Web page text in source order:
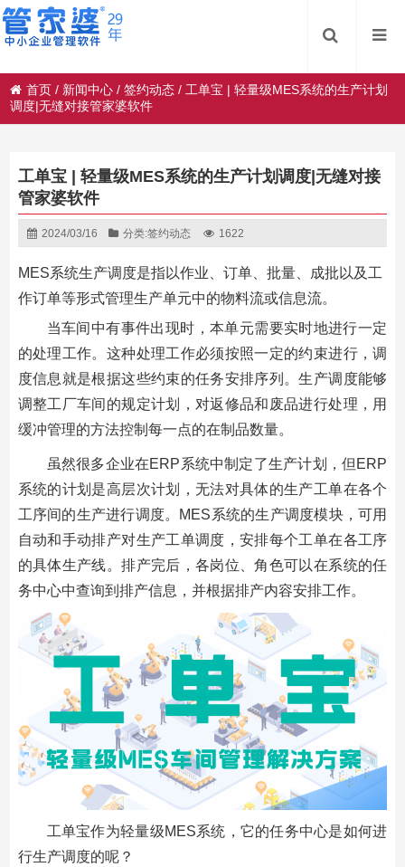
首页 / 新闻中心 /签约动态 / 工单宝 | 轻量级MES系统的生产计划
调度|无缝对接管家婆软件
工单宝 | 轻量级MES系统的生产计划调度|无缝对接
管家婆软件
2024/03/16 分类:签约动态 1622
MES系统生产调度是指以作业、订单、批量、成批以及工
作订单等形式管理生产单元中的物料流或信息流。
当车间中有事件出现时，本单元需要实时地进行一定
的处理工作。这种处理工作必须按照一定的约束进行，调
度信息就是根据这些约束的任务安排序列。生产调度能够
调整工厂车间的规定计划，对返修品和废品进行处理，用
缓冲管理的方法控制每一点的在制品数量。
虽然很多企业在ERP系统中制定了生产计划，但ERP
系统的计划是高层次计划，无法对具体的生产工单在各个
工序间的生产进行调度。MES系统的生产调度模块，可用
自动和手动排产对生产工单调度，安排每个工单在各工序
的具体生产线。排产完后，各岗位、角色可以在系统的任
务中心中查询到排产信息，并根据排产内容安排工作。
工单宝作为轻量级MES系统，它的任务中心是如何进
行生产调度的呢？